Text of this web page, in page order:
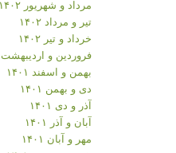
مرداد و شهریور ۱۴۰۲
تیر و مرداد ۱۴۰۲
خرداد و تیر ۱۴۰۲
فروردین و اردیبهشت ۱۴۰۲
بهمن و اسفند ۱۴۰۱
دی و بهمن ۱۴۰۱
آذر و دی ۱۴۰۱
آبان و آذر ۱۴۰۱
مهر و آبان ۱۴۰۱